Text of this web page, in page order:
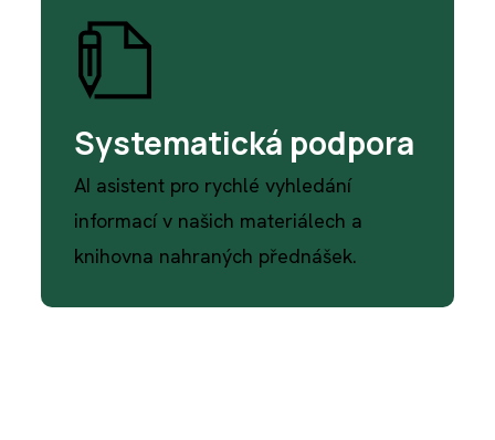
Systematická podpora
AI asistent pro rychlé vyhledání
informací v našich materiálech a
knihovna nahraných přednášek.